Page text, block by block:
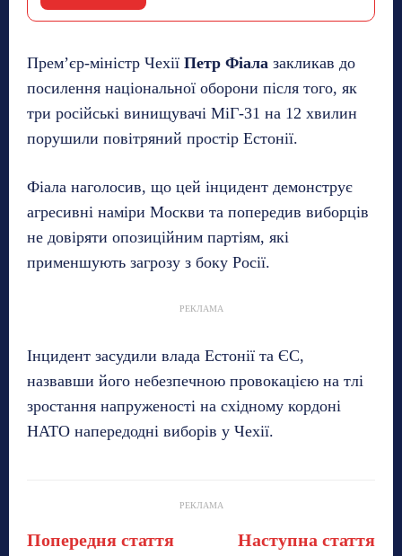
Прем’єр-міністр Чехії Петр Фіала закликав до
посилення національної оборони після того, як
три російські винищувачі МіГ-31 на 12 хвилин
порушили повітряний простір Естонії.
Фіала наголосив, що цей інцидент демонструє
агресивні наміри Москви та попередив виборців
не довіряти опозиційним партіям, які
применшують загрозу з боку Росії.
РЕКЛАМА
Інцидент засудили влада Естонії та ЄС,
назвавши його небезпечною провокацією на тлі
зростання напруженості на східному кордоні
НАТО напередодні виборів у Чехії.
РЕКЛАМА
Попередня стаття Наступна стаття